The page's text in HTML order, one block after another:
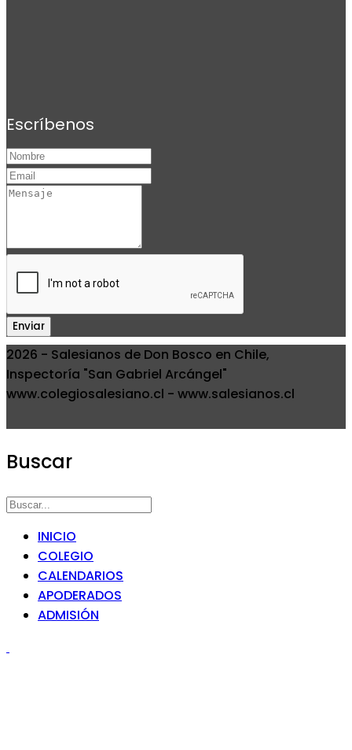
Escríbenos
Enviar
2026 - Salesianos de Don Bosco en Chile,
Inspectoría "San Gabriel Arcángel"
www.colegiosalesiano.cl - www.salesianos.cl
Buscar
INICIO
COLEGIO
CALENDARIOS
APODERADOS
ADMISIÓN